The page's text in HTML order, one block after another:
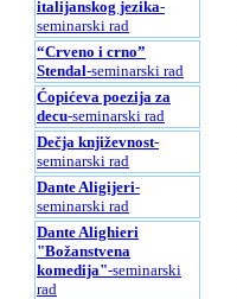
italijanskog jezika-
seminarski rad
“Crveno i crno”
Stendal-seminarski rad
Ćopićeva poezija za
decu-seminarski rad
Dečja književnost-
seminarski rad
Dante Aligijeri-
seminarski rad
Dante Alighieri
"Božanstvena
komedija"-seminarski
rad